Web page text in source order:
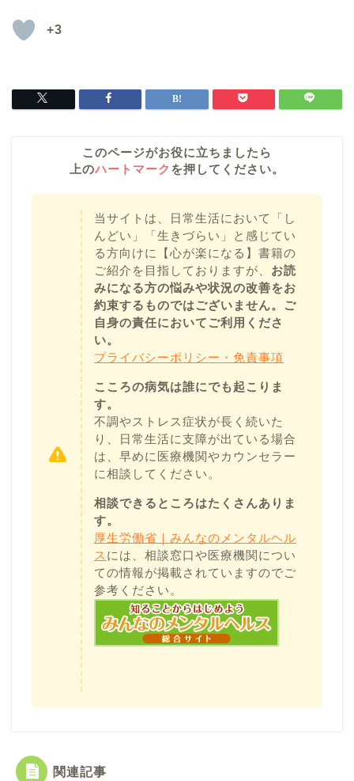
+3
このページがお役に立ちましたら
上のハートマーク を押してください。
当サイトは、日常生活において「し
んどい」「生きづらい」と感じてい
る方向けに【心が楽になる】書籍の
ご紹介を目指しておりますが、 お読
みになる方の悩みや状況の改善をお
約束するものではございません。ご
自身の責任においてご利用くださ
い。
プライバシーポリシー・免責事項
こころの病気は誰にでも起こりま
す。
不調やストレス症状が長く続いた
り、日常生活に支障が出ている場合
は、早めに医療機関やカウンセラー
に相談してください。
相談できるところはたくさんありま
す。
厚生労働省｜みんなのメンタルヘル
ス には、相談窓口や医療機関につい
ての情報が掲載されていますのでご
参考ください。
関連記事